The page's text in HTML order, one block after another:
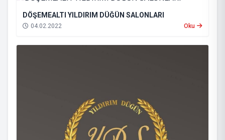
DÖŞEMEALTI YILDIRIM DÜĞÜN SALONLARI
04.02.2022 Oku